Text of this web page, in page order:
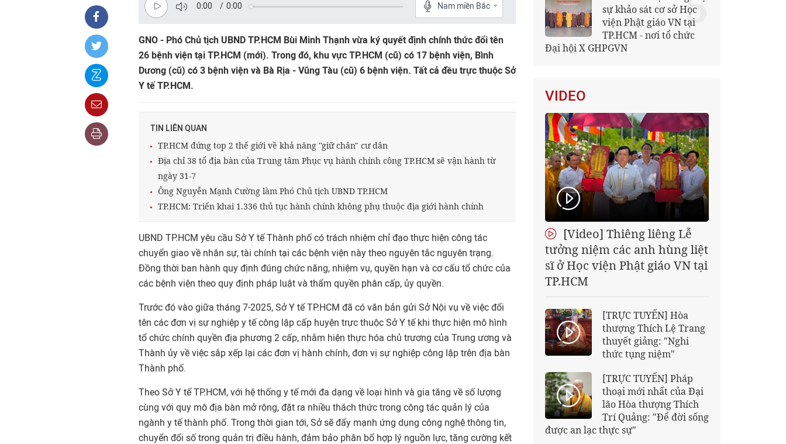
0:00 / 0:00 Nam miền Bắc
GNO - Phó Chủ tịch UBND TP.HCM Bùi Minh Thạnh vừa ký quyết định chính thức đổi tên
26 bệnh viện tại TP.HCM (mới). Trong đó, khu vực TP.HCM (cũ) có 17 bệnh viện, Bình
Dương (cũ) có 3 bệnh viện và Bà Rịa - Vũng Tàu (cũ) 6 bệnh viện. Tất cả đều trực thuộc Sở
Y tế TP.HCM.
TIN LIÊN QUAN
TP.HCM đứng top 2 thế giới về khả năng "giữ chân" cư dân
Địa chỉ 38 tổ địa bàn của Trung tâm Phục vụ hành chính công TP.HCM sẽ vận hành từ
ngày 31-7
Ông Nguyễn Mạnh Cường làm Phó Chủ tịch UBND TP.HCM
TP.HCM: Triển khai 1.336 thủ tục hành chính không phụ thuộc địa giới hành chính
UBND TP.HCM yêu cầu Sở Y tế Thành phố có trách nhiệm chỉ đạo thực hiện công tác
chuyển giao về nhân sự, tài chính tại các bệnh viện này theo nguyên tắc nguyên trạng.
Đồng thời ban hành quy định đúng chức năng, nhiệm vụ, quyền hạn và cơ cấu tổ chức của
các bệnh viện theo quy định pháp luật và thẩm quyền phân cấp, ủy quyền.
Trước đó vào giữa tháng 7-2025, Sở Y tế TP.HCM đã có văn bản gửi Sở Nội vụ về việc đổi
tên các đơn vị sự nghiệp y tế công lập cấp huyện trực thuộc Sở Y tế khi thực hiện mô hình
tổ chức chính quyền địa phương 2 cấp, nhằm hiện thực hóa chủ trương của Trung ương và
Thành ủy về việc sắp xếp lại các đơn vị hành chính, đơn vị sự nghiệp công lập trên địa bàn
Thành phố.
Theo Sở Y tế TP.HCM, với hệ thống y tế mới đa dạng về loại hình và gia tăng về số lượng
cùng với quy mô địa bàn mở rộng, đặt ra nhiều thách thức trong công tác quản lý của
ngành y tế thành phố. Trong thời gian tới, Sở sẽ đẩy mạnh ứng dụng công nghệ thông tin,
chuyển đổi số trong quản trị điều hành, đảm bảo phân bổ hợp lý nguồn lực, tăng cường kết
sự khảo sát cơ sở Học
viện Phật giáo VN tại
TP.HCM - nơi tổ chức
Đại hội X GHPGVN
VIDEO
[Video] Thiêng liêng Lễ
tưởng niệm các anh hùng liệt
sĩ ở Học viện Phật giáo VN tại
TP.HCM
[TRỰC TUYẾN] Hòa
thượng Thích Lệ Trang
thuyết giảng: "Nghi
thức tụng niệm"
[TRỰC TUYẾN] Pháp
thoại mới nhất của Đại
lão Hòa thượng Thích
Trí Quảng: "Để đời sống
được an lạc thực sự"